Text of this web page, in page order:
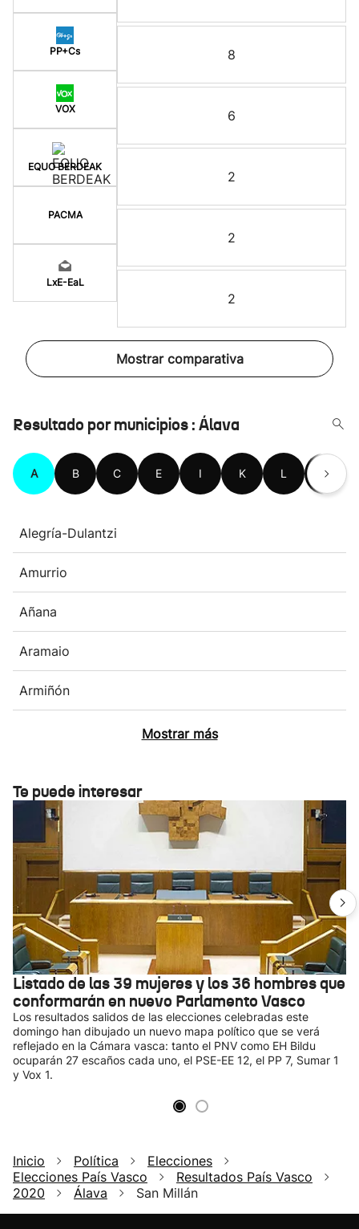
PP+Cs
VOX
EQUO BERDEAK
PACMA
LxE-EaL
8
6
2
2
2
Mostrar comparativa
Resultado por municipios : Álava
A B C E I K L M
Alegría-Dulantzi
Amurrio
Añana
Aramaio
Armiñón
Mostrar más
Te puede interesar
Listado de las 39 mujeres y los 36 hombres que
conformarán en nuevo Parlamento Vasco
Los resultados salidos de las elecciones celebradas este
domingo han dibujado un nuevo mapa político que se verá
reflejado en la Cámara vasca: tanto el PNV como EH Bildu
ocuparán 27 escaños cada uno, el PSE-EE 12, el PP 7, Sumar 1
y Vox 1.
Inicio Política
Elecciones
Elecciones País Vasco
Resultados País Vasco
2020
Álava San Millán